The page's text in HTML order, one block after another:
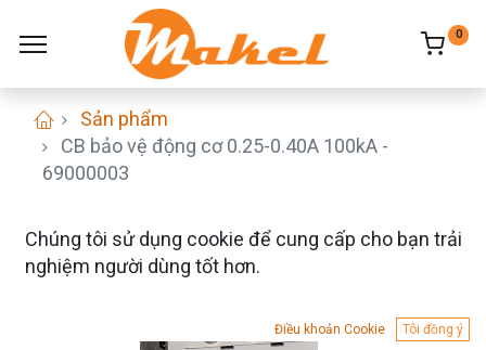
0
Sản phẩm
CB bảo vệ động cơ 0.25-0.40A 100kA -
69000003
Chúng tôi sử dụng cookie để cung cấp cho bạn trải
nghiệm người dùng tốt hơn.
Điều khoản Cookie Tôi đồng ý